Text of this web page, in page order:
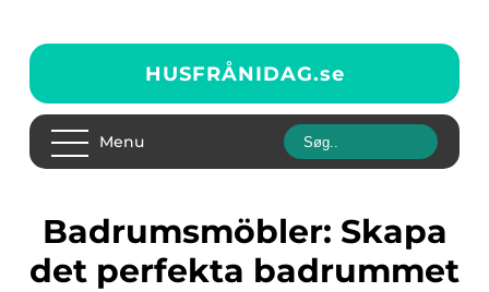
HUSFRÅNIDAG.se
Menu
Badrumsmöbler: Skapa
det perfekta badrummet